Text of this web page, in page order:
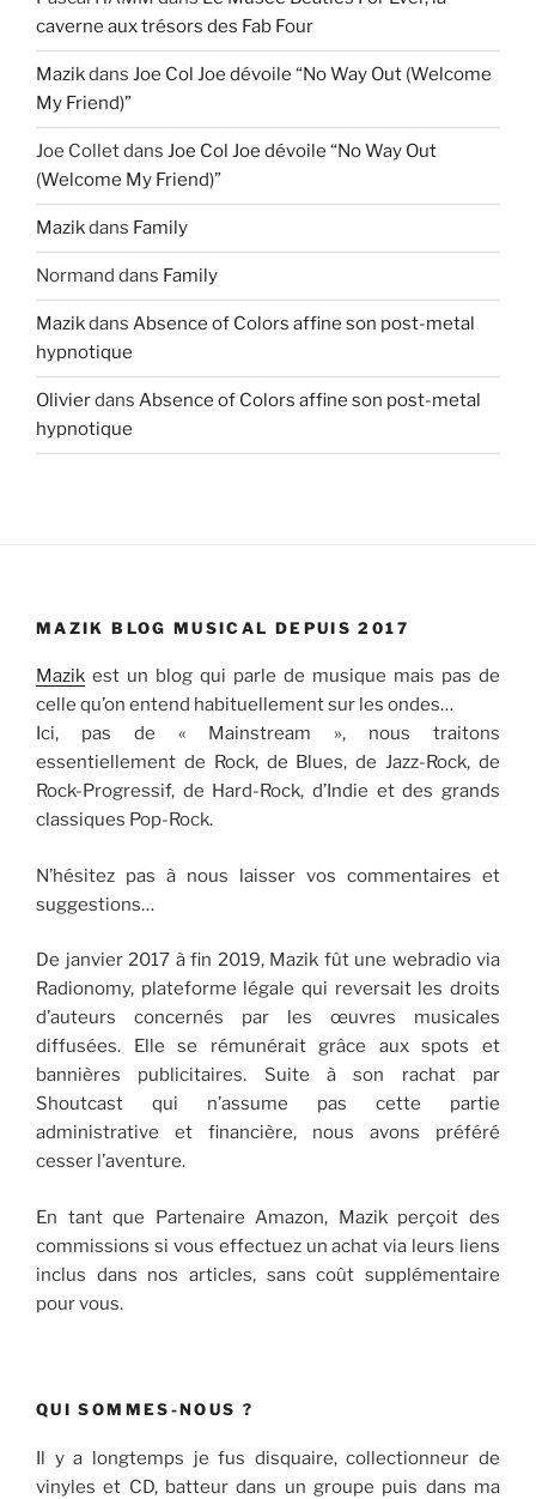
caverne aux trésors des Fab Four
Mazikdans Joe Col Joe dévoile “No Way Out (Welcome
My Friend)”
Joe Colletdans Joe Col Joe dévoile “No Way Out
(Welcome My Friend)”
Mazikdans Family
Normand dans Family
Mazikdans Absence of Colors affine son post-metal
hypnotique
Olivierdans Absence of Colors affine son post-metal
hypnotique
MAZIK BLOG MUSICAL DEPUIS 2017
Mazik est un blog qui parle de musique mais pas de
celle qu’on entend habituellement sur les ondes…
Ici, pas de « Mainstream », nous traitons
essentiellement de Rock, de Blues, de Jazz-Rock, de
Rock-Progressif, de Hard-Rock, d’Indie et des grands
classiques Pop-Rock.
N’hésitez pas à nous laisser vos commentaires et
suggestions…
De janvier 2017 à fin 2019, Mazik fût une webradio via
Radionomy, plateforme légale qui reversait les droits
d’auteurs concernés par les œuvres musicales
diffusées. Elle se rémunérait grâce aux spots et
bannières publicitaires. Suite à son rachat par
Shoutcast qui n’assume pas cette partie
administrative et financière, nous avons préféré
cesser l’aventure.
En tant que Partenaire Amazon, Mazik perçoit des
commissions si vous effectuez un achat via leurs liens
inclus dans nos articles, sans coût supplémentaire
pour vous.
QUI SOMMES-NOUS ?
Il y a longtemps je fus disquaire, collectionneur de
vinyles et CD, batteur dans un groupe puis dans ma